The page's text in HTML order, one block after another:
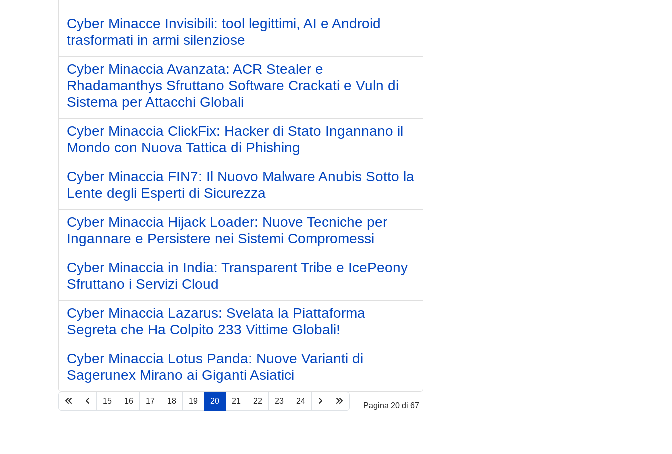
Cyber Minacce Invisibili: tool legittimi, AI e Android
trasformati in armi silenziose
Cyber Minaccia Avanzata: ACR Stealer e
Rhadamanthys Sfruttano Software Crackati e Vuln di
Sistema per Attacchi Globali
Cyber Minaccia ClickFix: Hacker di Stato Ingannano il
Mondo con Nuova Tattica di Phishing
Cyber Minaccia FIN7: Il Nuovo Malware Anubis Sotto la
Lente degli Esperti di Sicurezza
Cyber Minaccia Hijack Loader: Nuove Tecniche per
Ingannare e Persistere nei Sistemi Compromessi
Cyber Minaccia in India: Transparent Tribe e IcePeony
Sfruttano i Servizi Cloud
Cyber Minaccia Lazarus: Svelata la Piattaforma
Segreta che Ha Colpito 233 Vittime Globali!
Cyber Minaccia Lotus Panda: Nuove Varianti di
Sagerunex Mirano ai Giganti Asiatici
Pagina 20 di 67
15 16 17 18 19 20 21 22 23 24